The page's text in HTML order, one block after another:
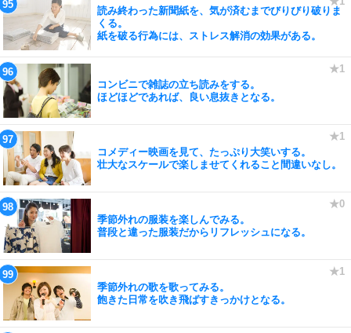
読み終わった新聞紙を、気が済むまでびりびり破りま
くる。
紙を破る行為には、ストレス解消の効果がある。
コンビニで雑誌の立ち読みをする。
ほどほどであれば、良い息抜きとなる。
コメディー映画を見て、たっぷり大笑いする。
壮大なスケールで楽しませてくれること間違いなし。
季節外れの服装を楽しんでみる。
普段と違った服装だからリフレッシュになる。
季節外れの歌を歌ってみる。
飽きた日常を吹き飛ばすきっかけとなる。